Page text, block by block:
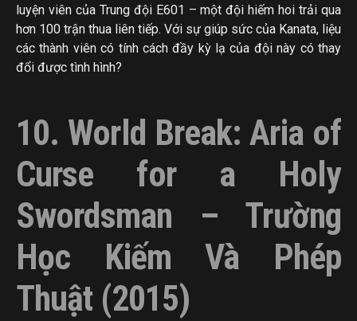
luyện viên của Trung đội E601 – một đội hiếm hoi trải qua
hơn 100 trận thua liên tiếp. Với sự giúp sức của Kanata, liệu
các thành viên có tính cách đầy kỳ lạ của đội này có thay
đổi được tình hình?
10. World Break: Aria of
Curse for a Holy
Swordsman – Trường
Học Kiếm Và Phép
Thuật (2015)